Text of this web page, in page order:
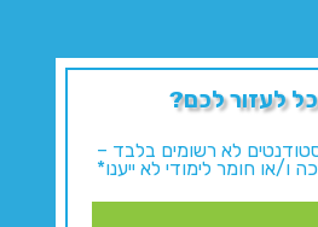
לעזור לכם?
לא רשומים בלבד –
ו/או חומר לימודי לא ייענו*